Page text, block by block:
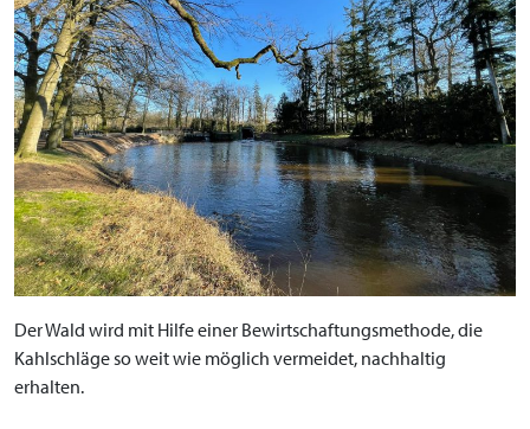
Der Wald wird mit Hilfe einer Bewirtschaftungsmethode, die
Kahlschläge so weit wie möglich vermeidet, nachhaltig
erhalten.